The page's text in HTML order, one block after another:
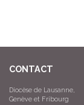
CONTACT
Diocèse de Lausanne,
Genève et Fribourg